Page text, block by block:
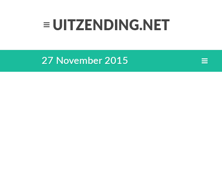
27 November 2015